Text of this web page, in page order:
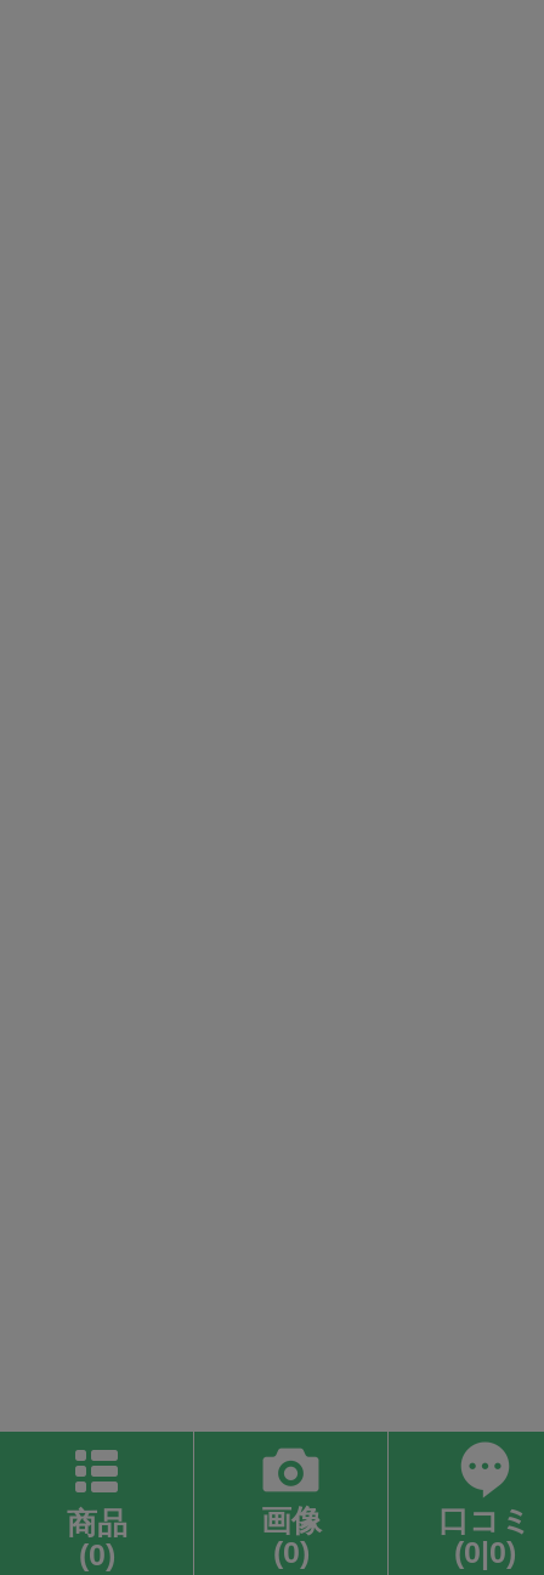
商品
(0)
画像
(0)
口コミ
(0|0)